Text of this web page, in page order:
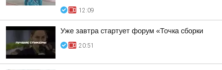
12:09
Уже завтра стартует форум «Точка сборки
20:51